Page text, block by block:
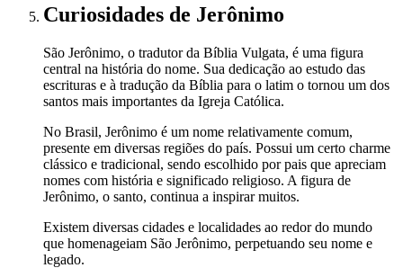
Curiosidades de Jerônimo
São Jerônimo, o tradutor da Bíblia Vulgata, é uma figura
central na história do nome. Sua dedicação ao estudo das
escrituras e à tradução da Bíblia para o latim o tornou um dos
santos mais importantes da Igreja Católica.
No Brasil, Jerônimo é um nome relativamente comum,
presente em diversas regiões do país. Possui um certo charme
clássico e tradicional, sendo escolhido por pais que apreciam
nomes com história e significado religioso. A figura de
Jerônimo, o santo, continua a inspirar muitos.
Existem diversas cidades e localidades ao redor do mundo
que homenageiam São Jerônimo, perpetuando seu nome e
legado.